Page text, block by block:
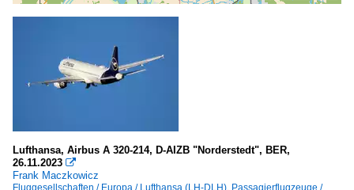
Lufthansa, Airbus A 320-214, D-AIZB "Norderstedt", BER,
26.11.2023 
Frank Maczkowicz
Fluggesellschaften / Europa / Lufthansa (LH-DLH), Passagierflugzeuge /